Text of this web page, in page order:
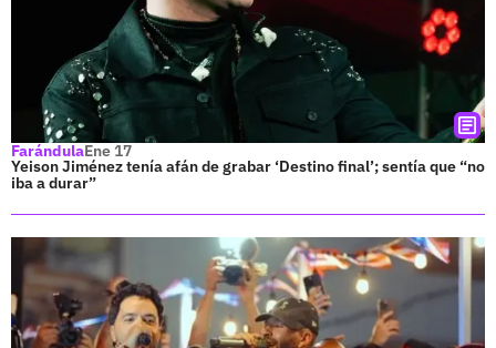
FarándulaEne 17
Yeison Jiménez tenía afán de grabar ‘Destino final’; sentía que “no
iba a durar”